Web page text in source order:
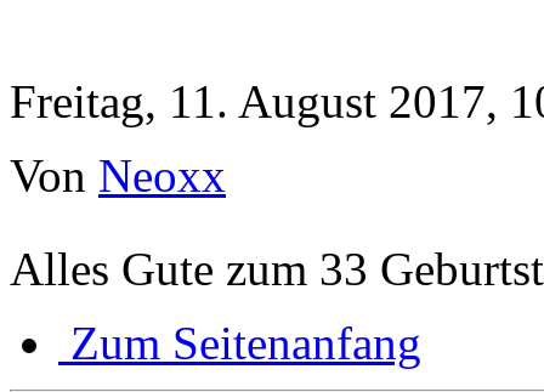
Freitag, 11. August 2017,
Von Neoxx
Alles Gute zum 33
Zum Seitenanfang